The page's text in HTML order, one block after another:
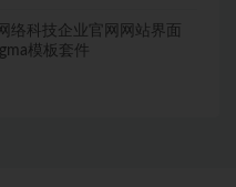
络科技企业官网网站界面
模板套件